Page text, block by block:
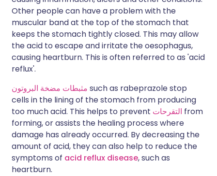
Other people can have a problem with the
muscular band at the top of the stomach that
keeps the stomach tightly closed. This may allow
the acid to escape and irritate the oesophagus,
causing heartburn. This is often referred to as 'acid
reflux'.
مثبطات مضخة البروتون such as rabeprazole stop
cells in the lining of the stomach from producing
too much acid. This helps to prevent التقرحات from
forming, or assists the healing process where
damage has already occurred. By decreasing the
amount of acid, they can also help to reduce the
symptoms of acid reflux disease, such as
heartburn.